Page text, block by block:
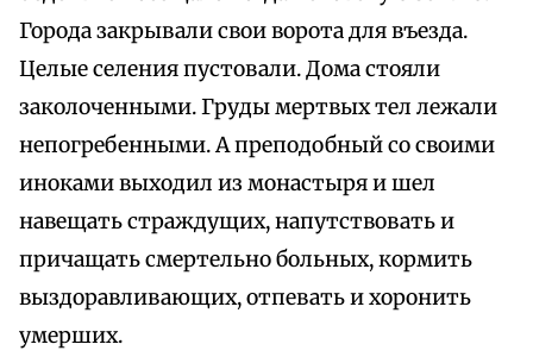
Города закрывали свои ворота для въезда.
Целые селения пустовали. Дома стояли
заколоченными. Груды мертвых тел лежали
непогребенными. А преподобный со своими
иноками выходил из монастыря и шел
навещать страждущих, напутствовать и
причащать смертельно больных, кормить
выздоравливающих, отпевать и хоронить
умерших.